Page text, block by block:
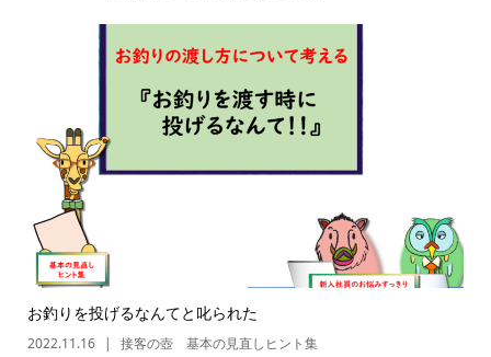
お釣りを投げるなんてと叱られた
2022.11.16 接客の壺 基本の見直しヒント集